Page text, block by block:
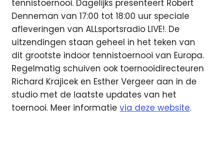
tennistoernooi. Dagelijks presenteert Robert
Denneman van 17:00 tot 18:00 uur speciale
afleveringen van ALLsportsradio LIVE!. De
uitzendingen staan geheel in het teken van
dit grootste indoor tennistoernooi van Europa.
Regelmatig schuiven ook toernooidirecteuren
Richard Krajicek en Esther Vergeer aan in de
studio met de laatste updates van het
toernooi. Meer informatie via deze website.